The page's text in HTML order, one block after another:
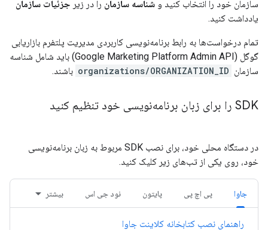
سازمان خود را انتخاب کنید و شناسه سازمان را در زیر جزئیات سازمان
یادداشت کنید.
تمام درخواست‌ها به رابط برنامه‌نویسی کاربردی مدیریت پلتفرم بازاریابی
گوگل (Google Marketing Platform Admin API) باید شامل شناسه
سازمان organizations/ORGANIZATION_ID باشند.
SDK را برای زبان برنامه‌نویسی خود تنظیم کنید
در دستگاه محلی خود، برای نصب SDK مربوط به زبان برنامه‌نویسی
خود، روی یکی از تب‌های زیر کلیک کنید.
جاوا پی اچ پی پایتون نود جی اس بیشتر
راهنمای نصب کتابخانه کلاینت جاوا